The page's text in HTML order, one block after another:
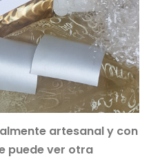
artesanal y con
puede ver otra